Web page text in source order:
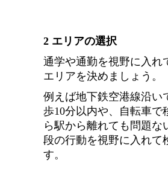
2 エリアの選択
通学や通勤を視野に入れ
エリアを決めましょう。
例えば地下鉄空港線沿い
歩10分以内や、自転車で
ら駅から離れても問題な
段の行動を視野に入れて
す。